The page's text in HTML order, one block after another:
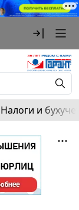
Налоги и